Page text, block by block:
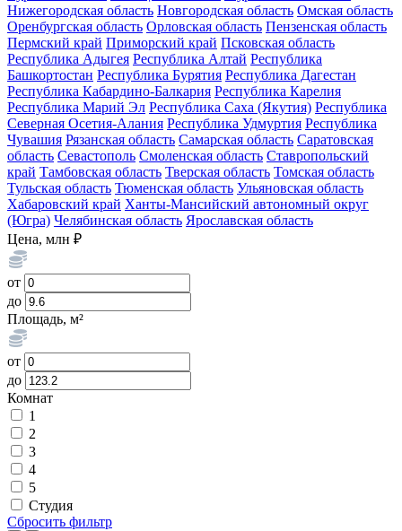
Нижегородская область Новгородская область Омская область
Оренбургская область Орловская область Пензенская область
Пермский край Приморский край Псковская область
Республика Адыгея Республика Алтай Республика
Башкортостан Республика Бурятия Республика Дагестан
Республика Кабардино-Балкария Республика Карелия
Республика Марий Эл Республика Саха (Якутия) Республика
Северная Осетия-Алания Республика Удмуртия Республика
Чувашия Рязанская область Самарская область Саратовская
область Севастополь Смоленская область Ставропольский
край Тамбовская область Тверская область Томская область
Тульская область Тюменская область Ульяновская область
Хабаровский край Ханты-Мансийский автономный округ
(Югра) Челябинская область Ярославская область
Цена, млн ₽
от
до
Площадь, м²
от
до
Комнат
1
2
3
4
5
Студия
Сбросить фильтр